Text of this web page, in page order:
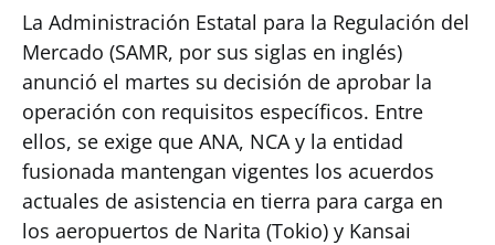
La Administración Estatal para la Regulación del
Mercado (SAMR, por sus siglas en inglés)
anunció el martes su decisión de aprobar la
operación con requisitos específicos. Entre
ellos, se exige que ANA, NCA y la entidad
fusionada mantengan vigentes los acuerdos
actuales de asistencia en tierra para carga en
los aeropuertos de Narita (Tokio) y Kansai